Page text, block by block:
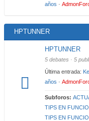
años ·
HPTUNNER
HPTUNNER
5 debates · 5
Última entrada:
años ·
Subforos:
TIPS EN
TIPS EN